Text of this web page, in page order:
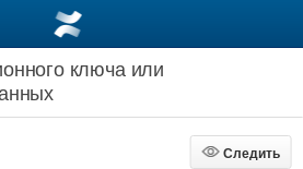
ключа или
Следить
Следить